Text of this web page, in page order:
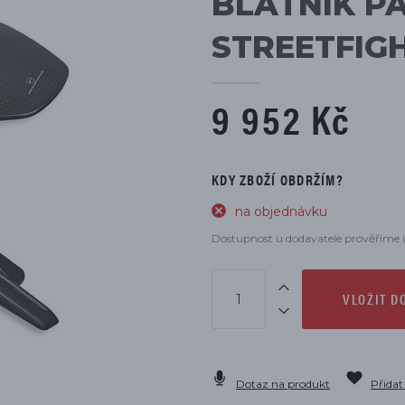
DÍLŮ
9 952 Kč
KDY ZBOŽÍ OBDRŽÍM?
na objednávku
Dostupnost u dodavatele prověříme
VLOŽIT
Dotaz na produkt